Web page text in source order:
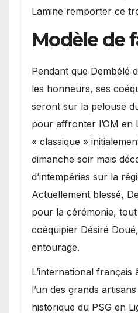
Lamine remporter ce
Modèle de
Pendant que Dembélé
les honneurs, ses
seront sur la pelouse
pour affronter l’OM en
« classique »
dimanche soir mais
d’intempéries sur la
Actuellement blessé,
pour la cérémonie,
coéquipier Désiré
entourage.
L’international français
l’un des grands
historique du PSG en